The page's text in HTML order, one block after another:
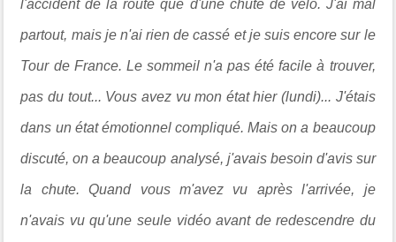
l'accident de la route que d'une chute de vélo. J'ai mal
partout, mais je n'ai rien de cassé et je suis encore sur le
Tour de France. Le sommeil n'a pas été facile à trouver,
pas du tout... Vous avez vu mon état hier (lundi)... J'étais
dans un état émotionnel compliqué. Mais on a beaucoup
discuté, on a beaucoup analysé, j'avais besoin d'avis sur
la chute. Quand vous m'avez vu après l'arrivée, je
n'avais vu qu'une seule vidéo avant de redescendre du